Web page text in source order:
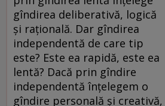
gîndirea deliberativă, logică
și rațională. Dar gîndirea
independentă de care tip
este? Este ea rapidă, este ea
lentă? Dacă prin gîndire
independentă înțelegem o
gîndire personală și creativă,